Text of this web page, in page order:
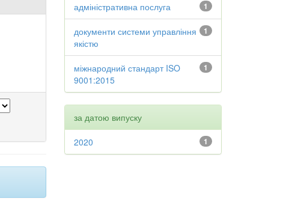
1
адміністративна послуга
1
документи системи управління
якістю
1
міжнародний стандарт ISO
9001:2015
за датою випуску
1
2020